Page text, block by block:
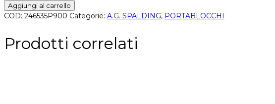
Aggiungi al carrello
COD: 246535P900 Categorie: A.G. SPALDING, PORTABLOCCHI
Prodotti correlati